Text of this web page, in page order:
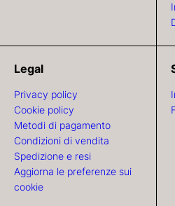
Legal
Privacy policy
Cookie policy
Metodi di pagamento
Condizioni di vendita
Spedizione e resi
Aggiorna le preferenze sui
cookie